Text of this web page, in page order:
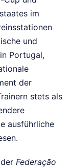
im
und
Portugal,
der
stets als
ausführliche
Federação